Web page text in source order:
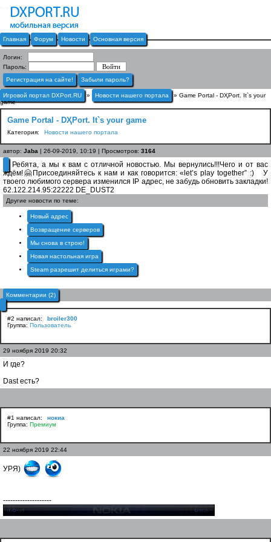
Главная Форум Новости Основная версия
Логин:
Пароль:
Регистрация на сайте!
Забыли пароль?
Игровой портал DXPort.RU » Новости нашего портала
» Game Portal - DҲPort. It`s your
game
Game Portal - DҲPort. It`s your game
Категория: Новости нашего портала
автор: Jaba | 26-09-2019, 10:19 | Просмотров: 3164
Ребята, а мы к вам с отличной новостью. Мы вернулись!!!Чего и от вас
ждём!🤗Присоединяйтесь к нам и как говорится: «let’s play together” :) У
твоего любимого сервера изменился IP адрес, не забудь обновить закладки!
62.122.214.95:22222 DE_DUST2
Другие новости по теме:
Новый адрес
Возвращение серверов
Мы снова в строю!
Новая настольная игра
Steam разрешит делиться играми?
Комментарии (2)
#2 написал:
broiler300
Группа: Пользователь
29 ноября 2019 20:32
И где?
Dast есть?
#1 написал:
нокиа
Группа: Премиум
22 ноября 2019 22:44
УРЯ)
--------------------